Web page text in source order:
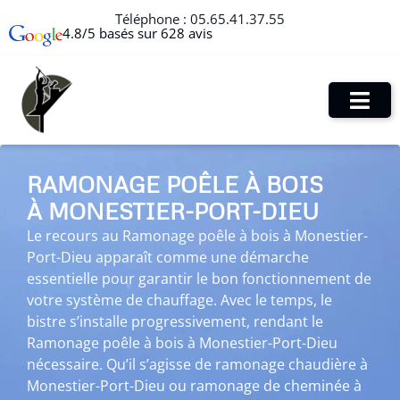
Téléphone : 05.65.41.37.55
4.8/5 basés sur 628 avis
RAMONAGE POÊLE À BOIS
À MONESTIER-PORT-DIEU
Le recours au Ramonage poêle à bois à Monestier-
Port-Dieu apparaît comme une démarche
essentielle pour garantir le bon fonctionnement de
votre système de chauffage. Avec le temps, le
bistre s’installe progressivement, rendant le
Ramonage poêle à bois à Monestier-Port-Dieu
nécessaire. Qu’il s’agisse de ramonage chaudière à
Monestier-Port-Dieu ou ramonage de cheminée à